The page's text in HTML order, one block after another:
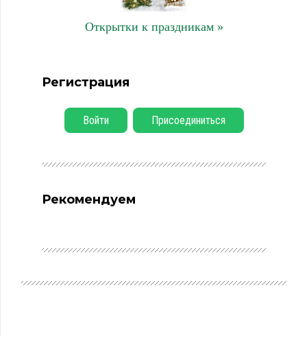
Открытки к праздникам »
Регистрация
Войти Присоединиться
Рекомендуем